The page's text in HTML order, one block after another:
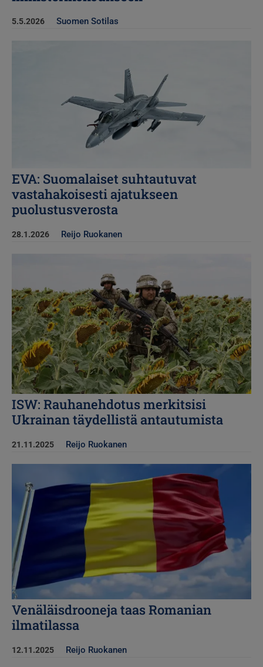
5.5.2026 Suomen Sotilas
EVA: Suomalaiset suhtautuvat
vastahakoisesti ajatukseen
puolustusverosta
28.1.2026 Reijo Ruokanen
ISW: Rauhanehdotus merkitsisi
Ukrainan täydellistä antautumista
21.11.2025 Reijo Ruokanen
Venäläisdrooneja taas Romanian
ilmatilassa
12.11.2025 Reijo Ruokanen